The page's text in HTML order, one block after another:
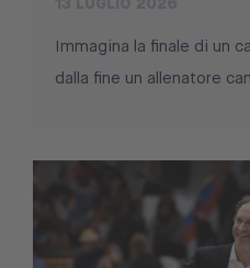
Immagina la finale di un
dalla fine un allenatore